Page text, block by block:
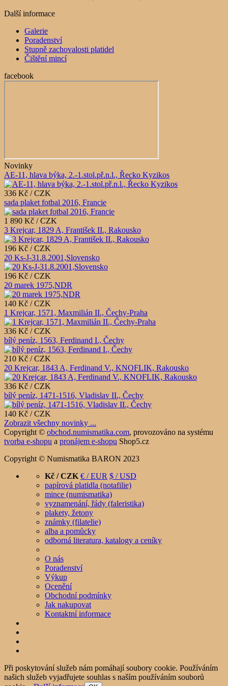
Další informace
Galerie
Poradenství
Stupně zachovalosti platidel
Čištění mincí
facebook
Novinky
AE-11, hlava býka, 2.-1.stol.př.n.l., Řecko Kyzikos
336 Kč / CZK
sada plaket fotbal 2016, Francie
1 890 Kč / CZK
3 Krejcar, 1829 A, František II., Rakousko
196 Kč / CZK
20 Ks-J-31.8.2001,Slovensko
196 Kč / CZK
20 marek 1975,NDR
140 Kč / CZK
1 Krejcar, 1571, Maxmilián II., Čechy-Praha
336 Kč / CZK
bílý peníz, 1563, Ferdinand I., Čechy
210 Kč / CZK
20 Krejcar, 1843 A, Ferdinand V., KNOFLIK, Rakousko
336 Kč / CZK
bílý peníz, 1471-1516, Vladislav II., Čechy
140 Kč / CZK
Zobrazit všechny novinky ...
Copyright © obchod.numismatika.com, provozováno na systému
tvorba e-shopu a pronájem e-shopu Shop5.cz
Copyright © Numismatika BARON 2023
Kč / CZK € / EUR $ / USD
papírová platidla (notafilie)
mince (numismatika)
vyznamenání, řády (faleristika)
plakety, žetony
známky (filatelie)
alba a pomůcky
odborná literatura, katalogy a ceníky
O nás
Poradenství
Výkup
Ocenění
Obchodní podmínky
Jak nakupovat
Kontaktní informace
Při poskytování služeb nám pomáhají soubory cookie. Používáním
našich služeb vyjadřujete souhlas s naším používáním souborů